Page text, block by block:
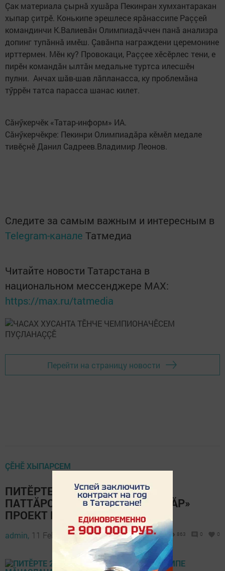
Çак материала çырнă хушăра Пекинран хумхантаракан
хыпар çитрӗ. Конькипе эрешлесе ярăнассипе Раççей
командинчи К.Валиевăн Олимпиадăччен панă анализра
допинг тупăннă имӗш. Çавăнпа награждени церемонине
ирттермен. Мӗн ку? Провокаци, Раççее хӗсӗрлес тени, е
пирӗн командăн ылтăн медальне туртса илесшӗн
пулни. Анчах шăв-шав лăпланасса, ку проблемăна
тӳррӗн татса парасса шанас килет.
Сăнӳкерчӗк «Татар-информ» ИА.
Сăнӳкерчӗкре: Пекинри Олимпиадăра кӗмӗл медале
тивӗçнӗ Данил Садреев.Владимир Леонов.
Следите за самым важным и интересным в
Telegram-канале Татмедиа
Читайте новости Татарстана в
национальном мессенджере MАХ:
https://max.ru/tatmedia
Перейти на страницу новости
ÇӖНӖ ХЫПАРСЕМ
ПИТӖРТЕ 2022 ÇУЛТА «ХАМĂР
ПАТТĂРСЕМПЕ МĂНАÇЛАНАТПĂР»
ПРОЕКТ ПУРНĂÇА КӖРӖ
admin, 11 February 2022 - 09:48 863 0 0